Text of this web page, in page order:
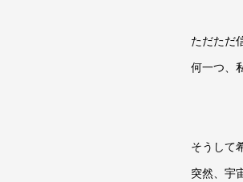
ただただ
何一つ、
そうして
突然、宇